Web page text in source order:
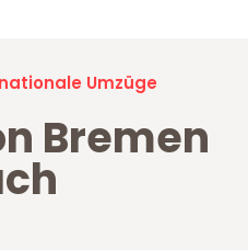
Umzüge
Bremen